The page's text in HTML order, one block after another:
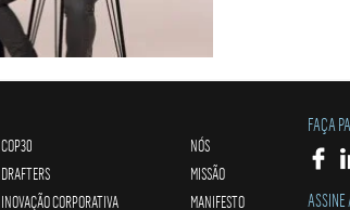
COP30
DRAFTERS
INOVAÇÃO CORPORATIVA
NÓS
MISSÃO
MANIFESTO
FAÇA
ASSINE